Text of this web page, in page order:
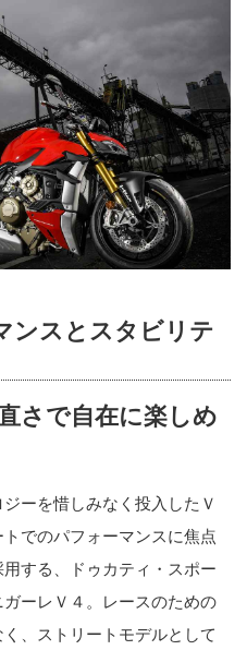
ンスとスタビリテ
さで自在に楽しめ
ーを惜しみなく投入したＶ
でのパフォーマンスに焦点
する、ドゥカティ・スポー
ーレＶ４。レースのための
、ストリートモデルとして